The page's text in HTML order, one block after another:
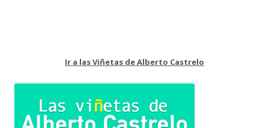
Ir a las Viñetas de Alberto Castrelo